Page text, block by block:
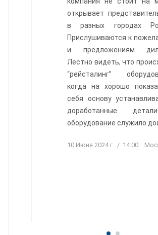
открывает
в разных городах
Прислушиваются к
и предложениям
Лестно видеть, что
“рейсталинг”
когда на хорошо
себя основу
доработанные
оборудование служило
10 Июня 2024 г. / 14:00